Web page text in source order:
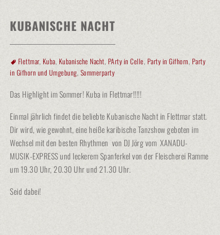
KUBANISCHE NACHT
Flettmar, Kuba, Kubanische Nacht, PArty in Celle, Party in Gifhorn, Party
in Gifhorn und Umgebung, Sommerparty
Das Highlight im Sommer! Kuba in Flettmar!!!!!
Einmal jährlich findet die beliebte Kubanische Nacht in Flettmar statt.
Dir wird, wie gewohnt, eine heiße karibische Tanzshow geboten im
Wechsel mit den besten Rhythmen von DJ Jörg vom XANADU-
MUSIK-EXPRESS und leckerem Spanferkel von der Fleischerei Ramme
um 19.30 Uhr, 20.30 Uhr und 21.30 Uhr.
Seid dabei!